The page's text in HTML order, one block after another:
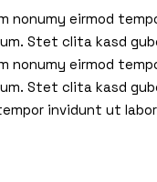
eirmod
Stet clita kasd
eirmod
Stet clita kasd
invidunt ut